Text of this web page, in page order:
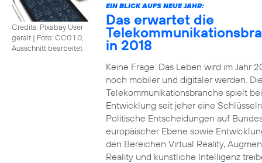
Credits: Pixabay User
geralt | Foto: CC0 1.0,
Ausschnitt bearbeitet
EIN BLICK AUFS NEUE JAHR:
Das erwartet die
in 2018
Keine Frage: Das Leben wird im Jahr
noch mobiler und digitaler werden.
Telekommunikationsbranche spielt
Entwicklung seit jeher eine
Politische Entscheidungen auf
europäischer Ebene sowie
den Bereichen Virtual Reality,
Reality und künstliche Intelligenz